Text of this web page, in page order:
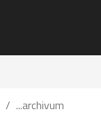
...archivum